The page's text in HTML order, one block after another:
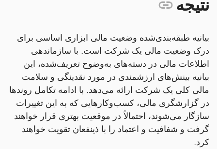
نتیجه
بیانیه طبقه‌بندی‌شده وضعیت مالی ابزاری اساسی برای
درک وضعیت مالی یک شرکت است. با سازماندهی
اطلاعات مالی در دسته‌های به‌وضوح تعریف‌شده، این
بیانیه بینش‌های ارزشمندی در مورد نقدینگی و سلامت
مالی کلی یک شرکت ارائه می‌دهد. با ادامه تکامل روندها
در گزارشگری مالی، کسب‌وکارهایی که به این تغییرات
سازگار می‌شوند، احتمالاً در موقعیت بهتری قرار خواهند
گرفت و شفافیت و اعتماد را با ذینفعان تقویت خواهند
کرد.